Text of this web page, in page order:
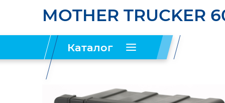
MOTHER TRUCKER
Каталог
(37)(71)
крепления
(28)